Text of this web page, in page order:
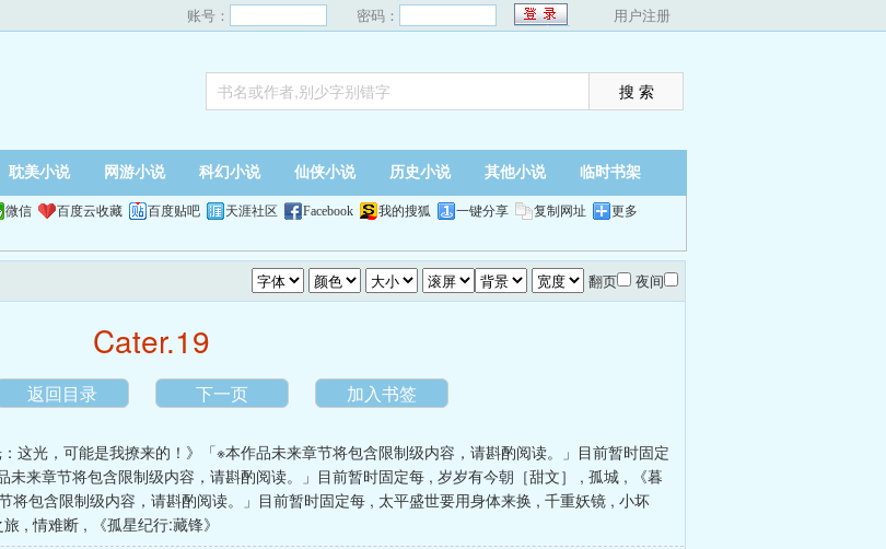
账号： 密码： 用户注册
耽美小说 网游小说 科幻小说 仙侠小说 历史小说 其他小说 临时书架
微信 百度云收藏 百度贴吧 天涯社区 Facebook 我的搜狐 一键分享 复制网址 更多
翻页 夜间
Cater.19
返回目录 下一页 加入书签
：这光，可能是我撩来的！》「※本作品未来章节将包含限制级内容，请斟酌阅读。」目前暂时固定
未来章节将包含限制级内容，请斟酌阅读。」目前暂时固定每 , 岁岁有今朝［甜文］ , 孤城 ,
《暮
将包含限制级内容，请斟酌阅读。」目前暂时固定每 , 太平盛世要用身体来换 , 千重妖镜 , 小坏
,情难断 , 《孤星纪行:藏锋》